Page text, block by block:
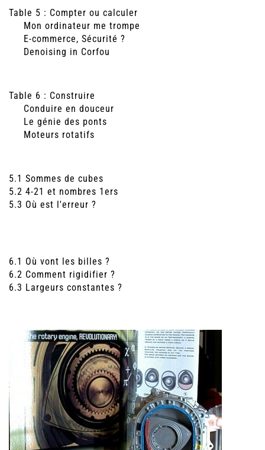
Table 5 : Compter ou calculer
Mon ordinateur me trompe
E-commerce, Sécurité ?
Denoising in Corfou
Table 6 : Construire
Conduire en douceur
Le génie des ponts
Moteurs rotatifs
5.1 Sommes de cubes
5.2 4-21 et nombres 1ers
5.3 Où est l'erreur ?
6.1 Où vont les billes ?
6.2 Comment rigidifier ?
6.3 Largeurs constantes ?